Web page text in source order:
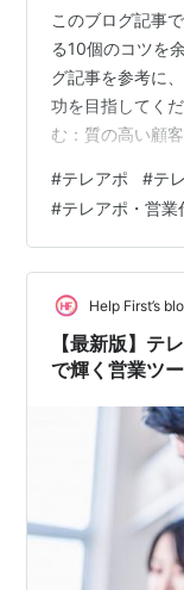
このブログ記事
る10個のコツを
グ記事を参考に
功を目指してく
む：質の高い顧
台本 トークスク
に：ターゲット
品・サービスへ
識を 理解を深め
ける：架電のタ
のポイント 第一
#テレアポ #テ
#テレアポ・営業
Help First’s
【最新版】テ
で輝く営業ツ